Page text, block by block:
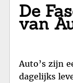
De
van
Auto’s zijn
dagelijks